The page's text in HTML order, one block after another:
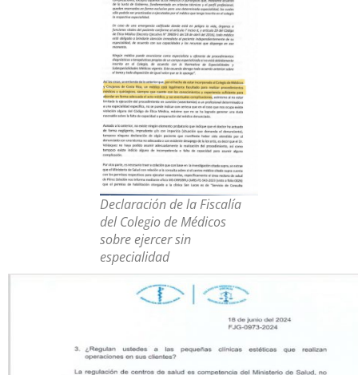
Declaración de la Fiscalía
del Colegio de Médicos
sobre ejercer sin
especialidad